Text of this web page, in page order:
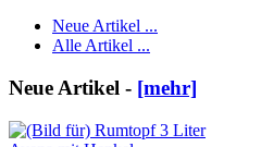
Neue Artikel ...
Alle Artikel ...
Neue Artikel - [mehr]